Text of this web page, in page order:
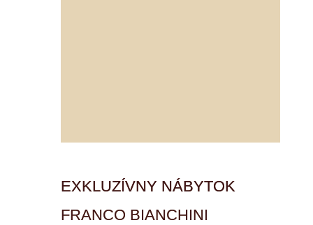
EXKLUZÍVNY NÁBYTOK
FRANCO BIANCHINI